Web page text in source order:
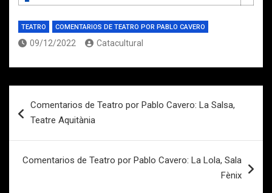
TEATRO COMENTARIOS DE TEATRO POR PABLO CAVERO
09/12/2022 Catacultural
de
Comentarios de Teatro por Pablo Cavero: La Salsa,
Teatre Aquitània
Comentarios de Teatro por Pablo Cavero: La Lola, Sala
Fènix